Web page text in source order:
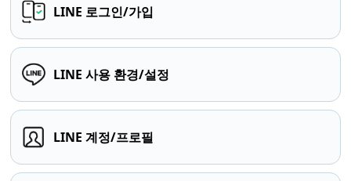
LINE 로그인/가입
LINE 사용 환경/설정
LINE 계정/프로필